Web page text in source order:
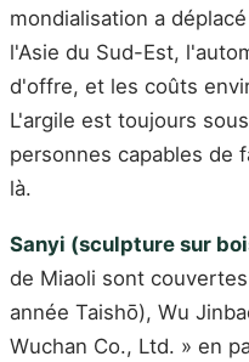
mondialisation a
l'Asie du Sud-Est,
d'offre, et les coûts
L'argile est toujours
personnes capables de
là.
Sanyi (sculpture sur
de Miaoli sont
année Taishō), Wu
Wuchan Co., Ltd. » en